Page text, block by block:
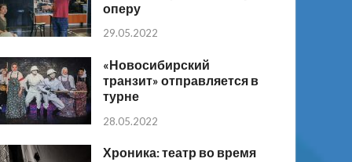
оперу
29.05.2022
«Новосибирский
транзит» отправляется в
турне
28.05.2022
Хроника: театр во время